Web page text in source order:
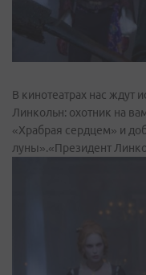
В кинотеатрах нас ждут
Линкольн: охотник на
«Храбрая сердцем» и
луны».«Президент